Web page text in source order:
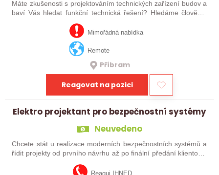
Máte zkušenosti s projektováním technických zařízení budov a
baví Vás hledat funkční technická řešení? Hledáme člověka,
který se chce podílet na zajímavých projektech od návrhu až
Mimořádná nabídka
Remote
Příbram
Reagovat na pozici
Elektro projektant pro bezpečnostní systémy
Neuvedeno
Chcete stát u realizace moderních bezpečnostních systémů a
řídit projekty od prvního návrhu až po finální předání klientovi?
Do našeho týmu hledáme technicky zdatného projektanta,
Reaguj IHNED